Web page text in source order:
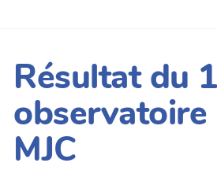
Résultat du
observatoire
MJC